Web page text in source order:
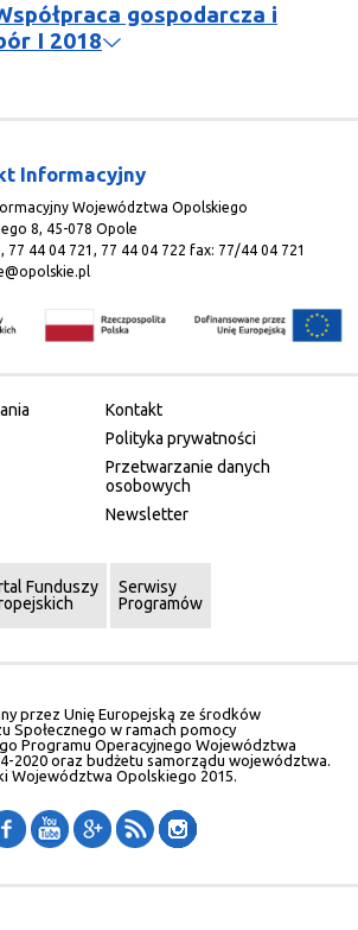
gospodarcza i
I 2018
Informacyjny
Województwa Opolskiego
8, 45-078 Opole
77 44 04 721, 77 44 04 722 fax: 77/44 04 721
Kontakt
Polityka prywatności
Przetwarzanie danych
osobowych
Newsletter
Funduszy
Serwisy
Programów
przez Unię Europejską ze środków
Społecznego w ramach pomocy
Programu Operacyjnego Województwa
2020 oraz budżetu samorządu województwa.
Województwa Opolskiego 2015.